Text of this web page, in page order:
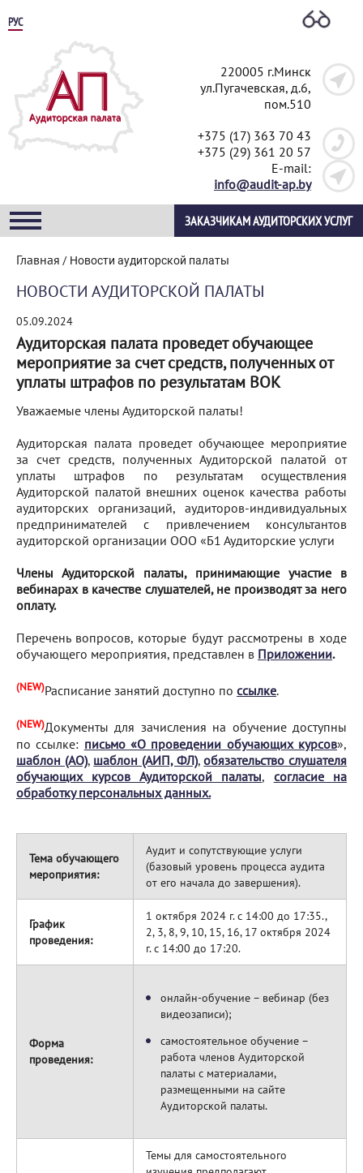
РУС
220005 г.Минск
ул.Пугачевская, д.6,
пом.510
+375 (17) 363 70 43
+375 (29) 361 20 57
E-mail:
info@audit-ap.by
ЗАКАЗЧИКАМ АУДИТОРСКИХ УСЛУГ
Главная / Новости аудиторской палаты
НОВОСТИ АУДИТОРСКОЙ ПАЛАТЫ
05.09.2024
Аудиторская палата проведет обучающее
мероприятие за счет средств, полученных от
уплаты штрафов по результатам ВОК
Уважаемые члены Аудиторской палаты!
Аудиторская палата проведет обучающее мероприятие
за счет средств, полученных Аудиторской палатой от
уплаты штрафов по результатам осуществления
Аудиторской палатой внешних оценок качества работы
аудиторских организаций, аудиторов-индивидуальных
предпринимателей с привлечением консультантов
аудиторской организации ООО «Б1 Аудиторские услуги
Члены Аудиторской палаты, принимающие участие в
вебинарах в качестве слушателей, не производят за него
оплату.
Перечень вопросов, которые будут рассмотрены в ходе
обучающего мероприятия, представлен в Приложении.
(NEW)Расписание занятий доступно по ссылке.
(NEW)Документы для зачисления на обучение доступны
по ссылке: письмо «О проведении обучающих курсов»,
шаблон (АО), шаблон (АИП, ФЛ),обязательство слушателя
обучающих курсов Аудиторской палаты, согласие на
обработку персональных данных.
Тема обучающего
мероприятия:
Аудит и сопутствующие услуги
(базовый уровень процесса аудита
от его начала до завершения).
График
проведения:
1 октября 2024 г. с 14:00 до 17:35.,
2, 3, 8, 9, 10, 15, 16, 17 октября 2024
г. с 14:00 до 17:20.
Форма
проведения:
онлайн-обучение – вебинар (без
видеозаписи);
самостоятельное обучение –
работа членов Аудиторской
палаты с материалами,
размещенными на сайте
Аудиторской палаты.
Темы для самостоятельного